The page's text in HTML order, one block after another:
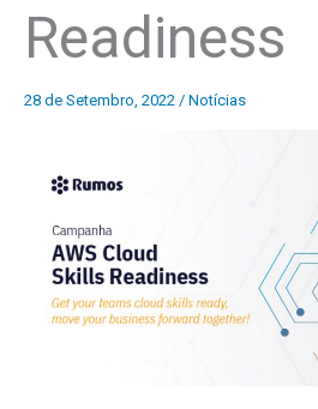
Readiness
28 de Setembro, 2022 / Notícias